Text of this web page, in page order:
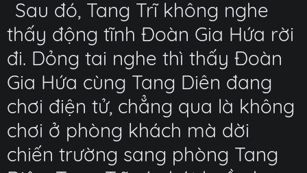
Sau đó, Tang Trĩ không nghe
thấy động tĩnh Đoàn Gia Hứa rời
đi. Dỏng tai nghe thì thấy Đoàn
Gia Hứa cùng Tang Diên đang
chơi điện tử, chẳng qua là không
chơi ở phòng khách mà dời
chiến trường sang phòng Tang